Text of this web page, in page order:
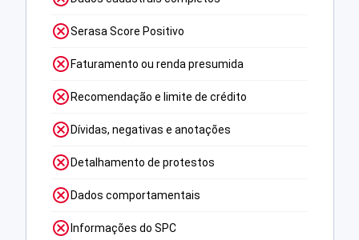
Serasa Score Positivo
Faturamento ou renda presumida
Recomendação e limite de crédito
Dívidas, negativas e anotações
Detalhamento de protestos
Dados comportamentais
Informações do SPC